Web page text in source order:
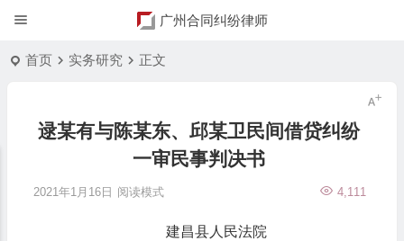
广州合同纠纷律师
首页 实务研究 正文
逯某有与陈某东、邱某卫民间借贷纠纷
一审民事判决书
2021年1月16日 4,111
阅读模式
建昌县人民法院